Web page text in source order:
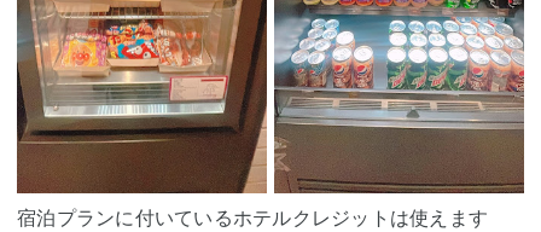
宿泊プランに付いているホテルクレジットは使えます